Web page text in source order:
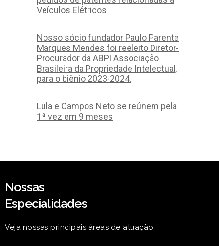
Veículos Elétricos
Nosso sócio fundador Paulo Parente
Marques Mendes foi reeleito Diretor-
Procurador da ABPI Associação
Brasileira da Propriedade Intelectual,
para o biênio 2023-2024.
Lula e Campos Neto se reúnem pela
1ª vez em 9 meses
Nossas
Especialidades
Veja nossas principais áreas de atuação